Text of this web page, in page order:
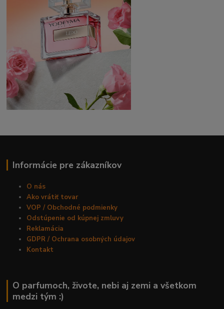
Informácie pre zákazníkov
O nás
Ako vrátiť tovar
VOP / Obchodné podmienky
Odstúpenie od kúpnej zmluvy
Reklamácia
GDPR / Ochrana osobných údajov
Kontakt
O parfumoch, živote, nebi aj zemi a všetkom
medzi tým :)